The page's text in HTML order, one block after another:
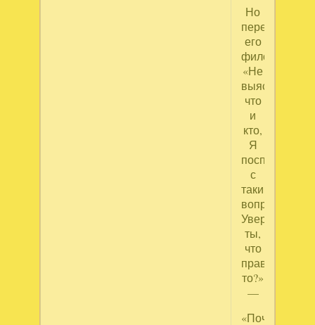
Но
перебил
его
философ:
«Не
выясняя,
что
и
кто,
Я
поспешу
с
таким
вопросом:
Уверен
ты,
что
правда
то?»
—
«Почём